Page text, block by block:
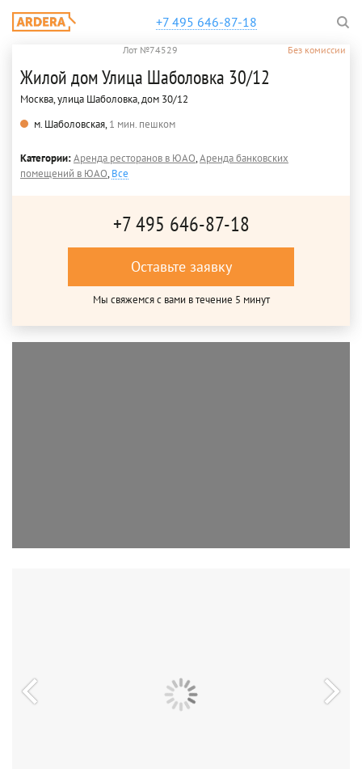
+7 495 646-87-18
Лот №74529 Без комиссии
Жилой дом Улица Шаболовка 30/12
Москва, улица Шаболовка, дом 30/12
м. Шаболовская,1 мин. пешком
Категории:Аренда ресторанов в ЮАО,Аренда банковских
помещений в ЮАО,Все
+7 495 646-87-18
Оставьте заявку
Мы свяжемся с вами в течение 5 минут